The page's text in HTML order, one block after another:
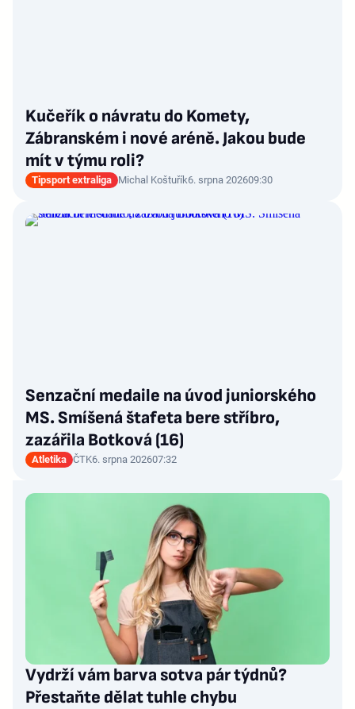
Kučeřík o návratu do Komety,
Zábranském i nové aréně. Jakou bude
mít v týmu roli?
Tipsport extraliga Michal Koštuřík6. srpna 202609:30
Senzační medaile na úvod juniorského
MS. Smíšená štafeta bere stříbro,
zazářila Botková (16)
Atletika ČTK6. srpna 202607:32
Vydrží vám barva sotva pár týdnů?
Přestaňte dělat tuhle chybu